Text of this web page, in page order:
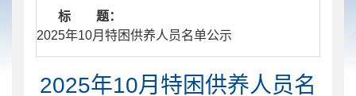
标 题：
​ 2025年10月特困供养人员名单公示
2025年10月特困供养人员名